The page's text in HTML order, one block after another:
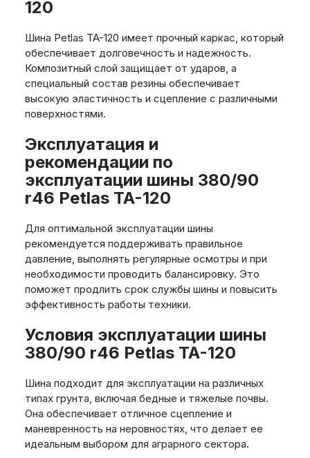
120
Шина Petlas TA-120 имеет прочный каркас, который
обеспечивает долговечность и надежность.
Композитный слой защищает от ударов, а
специальный состав резины обеспечивает
высокую эластичность и сцепление с различными
поверхностями.
Эксплуатация и
рекомендации по
эксплуатации шины 380/90
r46 Petlas TA-120
Для оптимальной эксплуатации шины
рекомендуется поддерживать правильное
давление, выполнять регулярные осмотры и при
необходимости проводить балансировку. Это
поможет продлить срок службы шины и повысить
эффективность работы техники.
Условия эксплуатации шины
380/90 r46 Petlas TA-120
Шина подходит для эксплуатации на различных
типах грунта, включая бедные и тяжелые почвы.
Она обеспечивает отличное сцепление и
маневренность на неровностях, что делает ее
идеальным выбором для аграрного сектора.